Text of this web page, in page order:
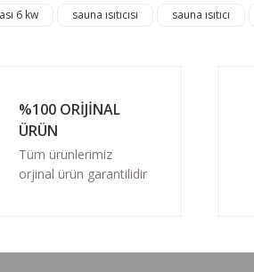
0.0 Puan - 0 Yorum
6 kw sauna ısıtıcısı sauna ısıtıcı
%100 ORİJİNAL
ÜRÜN
Tüm ürünlerimiz
orjinal ürün garantilidir